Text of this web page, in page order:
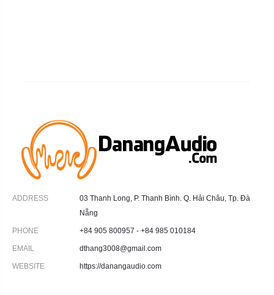
ADDRESS
03 Thanh Long, P. Thanh Bình. Q. Hải Châu, Tp. Đà
Nẵng
PHONE +84 905 800957 - +84 985 010184
EMAIL dthang3008@gmail.com
WEBSITE https://danangaudio.com